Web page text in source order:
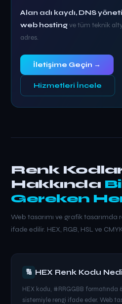
Alan adı kaydı, DNS
web hostingve tüm teknik
adres.
İletişime Geçin →
Hizmetleri İncele
Renk
Hakkında
Gereken
Web tasarımı ve grafik
ifade edilir. HEX, RGB, HSL ve
🔢 HEX Renk Kodu
HEX kodu, #RRGGBB formatında
sistemiyle rengi ifade eder. Web